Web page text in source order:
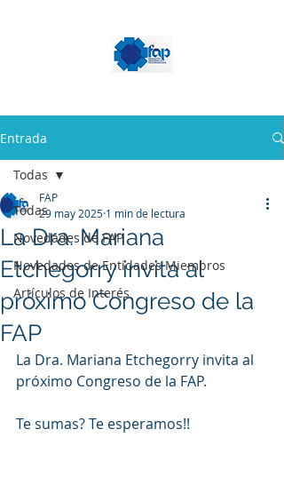
Entrada
Todas
Novedades de FAP
Novedades de Entidades Miembros
Artículos de Interés
Todas
La Dra. Mariana
Etchegorry invita al
próximo Congreso de la
FAP
FAP
29 may 2025 1 min de lectura
La Dra. Mariana Etchegorry invita al
próximo Congreso de la FAP.
Te sumas? Te esperamos!!